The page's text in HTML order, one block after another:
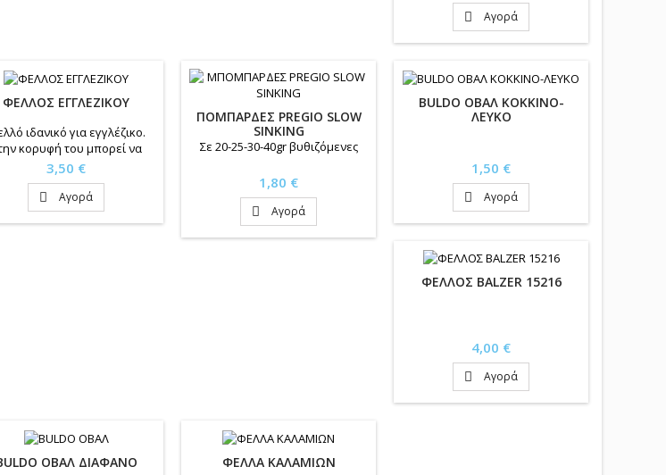
 Αγορά
ΦΕΛΛΟΣ ΕΓΓΛΕΖΙΚΟΥ
ιδανικό για εγγλέζικο.
κορυφή του μπορεί να
προσαρμοστεί σιαλούμ
Τιμή
3,50 €
 Αγορά
ΠΟΜΠΑΡΔΕΣ PREGIO SLOW
SINKING
Σε 20-25-30-40gr βυθιζόμενες
Τιμή
1,80 €
 Αγορά
BULDO ΟΒΑΛ ΚΟΚΚΙΝΟ-
ΛΕΥΚΟ
Τιμή
1,50 €
 Αγορά
ΦΕΛΛΟΣ BALZER 15216
Τιμή
4,00 €
 Αγορά
ΟΒΑΛ ΔΙΑΦΑΝΟ ΦΕΛΛΑ ΚΑΛΑΜΙΩΝ